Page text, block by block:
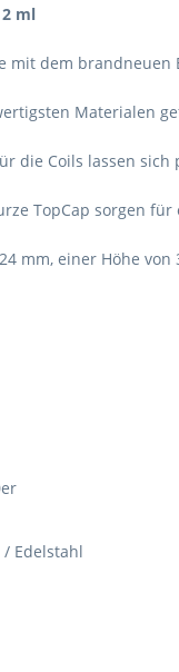
2 ml
mit dem brandneuen
Materialen
die Coils lassen
TopCap sorgen
mm, einer Höhe
Edelstahl